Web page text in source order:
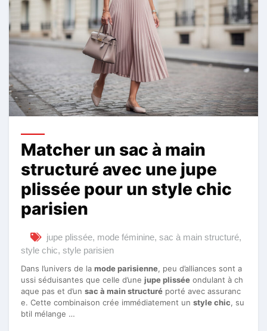
Matcher un sac à main
structuré avec une jupe
plissée pour un style chic
parisien
jupe plissée, mode féminine, sac à main structuré,
style chic, style parisien
Dans l’univers de la mode parisienne, peu d’alliances sont a
ussi séduisantes que celle d’une jupe plissée ondulant à ch
aque pas et d’un sac à main structuré porté avec assuranc
e. Cette combinaison crée immédiatement un style chic, su
btil mélange …